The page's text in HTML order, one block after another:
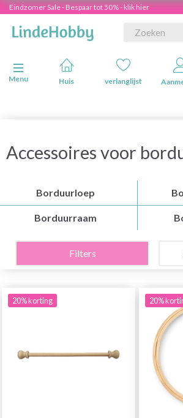
Eindzomer Sale - Bespaar tot 50% - klik hier
Navigatie in-/uitschakelen
Menu
Huis verlanglijst
Accessoires voor
Borduurloep
Borduurraam
Filters
20% korting 20%